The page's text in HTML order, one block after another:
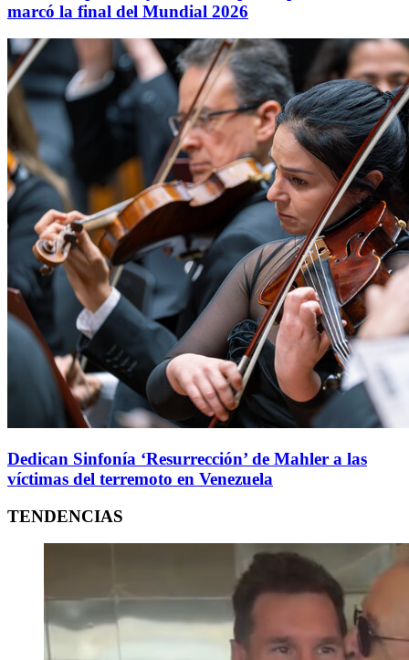
marcó la final del Mundial 2026
Dedican Sinfonía ‘Resurrección’ de Mahler a las
víctimas del terremoto en Venezuela
TENDENCIAS